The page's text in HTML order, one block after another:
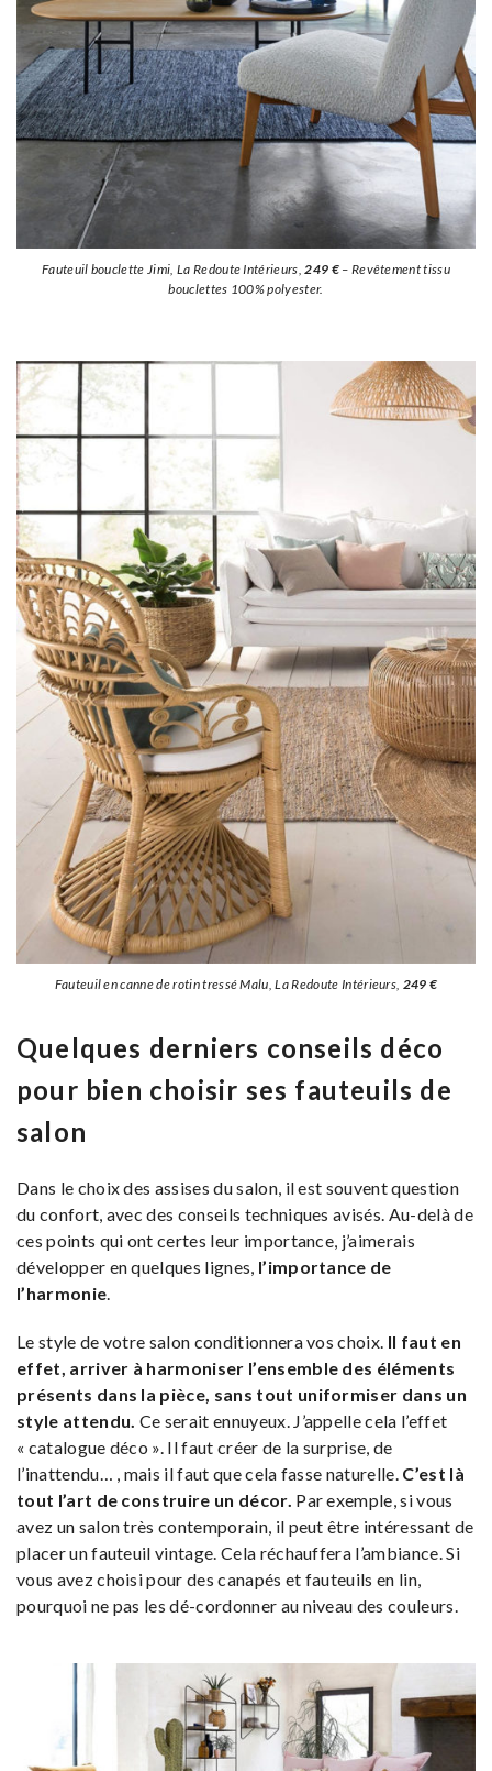
Fauteuil bouclette Jimi, La Redoute Intérieurs, 249 €– Revêtement tissu
bouclettes 100% polyester.
Fauteuil en canne de rotin tressé Malu, La Redoute Intérieurs, 249 €
Quelques derniers conseils déco
pour bien choisir ses fauteuils de
salon
Dans le choix des assises du salon, il est souvent question
du confort, avec des conseils techniques avisés. Au-delà de
ces points qui ont certes leur importance, j’aimerais
développer en quelques lignes, l’importance de
l’harmonie.
Le style de votre salon conditionnera vos choix. Il faut en
effet, arriver à harmoniser l’ensemble des éléments
présents dans la pièce, sans tout uniformiser dans un
style attendu. Ce serait ennuyeux. J’appelle cela l’effet
« catalogue déco ». Il faut créer de la surprise, de
l’inattendu… , mais il faut que cela fasse naturelle. C’est là
tout l’art de construire un décor. Par exemple, si vous
avez un salon très contemporain, il peut être intéressant de
placer un fauteuil vintage. Cela réchauffera l’ambiance. Si
vous avez choisi pour des canapés et fauteuils en lin,
pourquoi ne pas les dé-cordonner au niveau des couleurs.